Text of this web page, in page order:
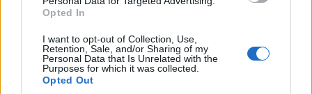
Opted In
I want to opt-out of Collection, Use,
Retention, Sale, and/or Sharing of my
Personal Data that Is Unrelated with the
Purposes for which it was collected.
Opted Out
Nuovo sportello rifiuti a Palau, una svolta per gli